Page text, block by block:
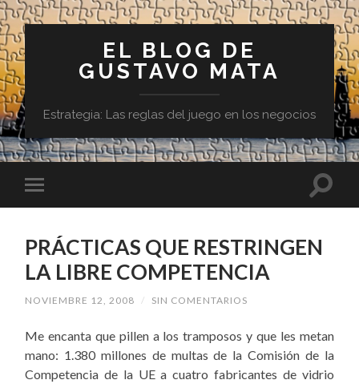
EL BLOG DE
GUSTAVO MATA
Estrategia: Las reglas del juego en los negocios
PRÁCTICAS QUE RESTRINGEN
LA LIBRE COMPETENCIA
NOVIEMBRE 12, 2008 / SIN COMENTARIOS
Me encanta que pillen a los tramposos y que les metan
mano: 1.380 millones de multas de la Comisión de la
Competencia de la UE a cuatro fabricantes de vidrio